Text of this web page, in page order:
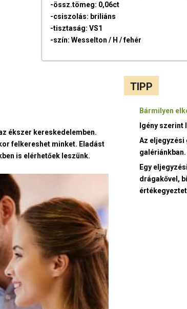
-össz.tömeg: 0,06ct
-csiszolás: briliáns
-tisztaság: VS1
-szín: Wesselton / H / fehér
ékszer kereskedelemben.
felkereshet minket. Eladást
is elérhetőek leszünk.
TIPP
Bármilyen
Igény szerint
Az eljegyzési
galériánkban.
Egy
drágakővel,